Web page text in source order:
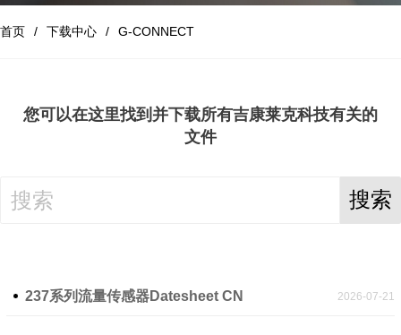
首页 下载中心 G-CONNECT
您可以在这里找到并下载所有吉康莱克科技有关的
文件
搜索
237系列流量传感器Datesheet CN 2026-07-21